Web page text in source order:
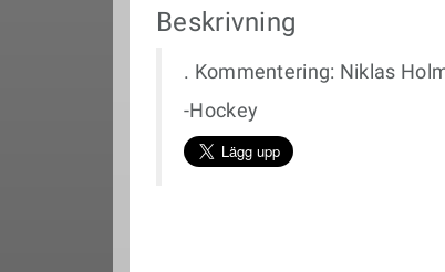
Beskrivning
. Kommentering: Niklas
-Hockey